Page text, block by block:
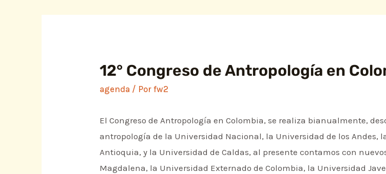
12° Congreso de Antropología en
agenda / Porfw2
El Congreso de Antropología en Colombia, se realiza bianualmente,
antropología de la Universidad Nacional, la Universidad de los Andes,
Antioquia, y la Universidad de Caldas, al presente contamos con
Magdalena, la Universidad Externado de Colombia, la Universidad